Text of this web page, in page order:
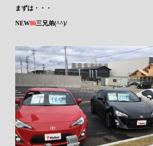
まずは・・・
NEW86三兄弟(^^)/